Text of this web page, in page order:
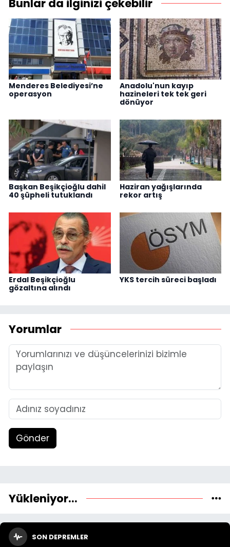
Bunlar da ilginizi çekebilir
Menderes Belediyesi’ne
operasyon
Anadolu'nun kayıp
hazineleri tek tek geri
dönüyor
Başkan Beşikçioğlu dahil
40 şüpheli tutuklandı
Haziran yağışlarında
rekor artış
Erdal Beşikçioğlu
gözaltına alındı
YKS tercih süreci başladı
Yorumlar
Gönder
Yükleniyor...
SON DEPREMLER